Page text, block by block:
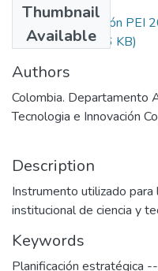
Thumbnail
Available
1260-02Evaluación
2013.pdf(574.46 KB)
Authors
Colombia. Departamento
Tecnologia e Innovación
Description
Instrumento utilizado
institucional de ciencia y
Keywords
Planificación estratégica